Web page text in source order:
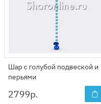
Шар с голубой подвеской и
перьями
2799р.